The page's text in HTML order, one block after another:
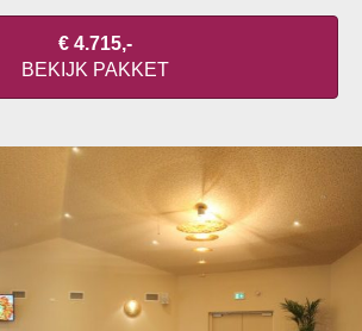
€ 4.715,-
BEKIJK PAKKET